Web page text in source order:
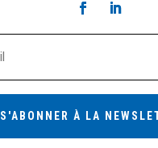
S'ABONNER À LA